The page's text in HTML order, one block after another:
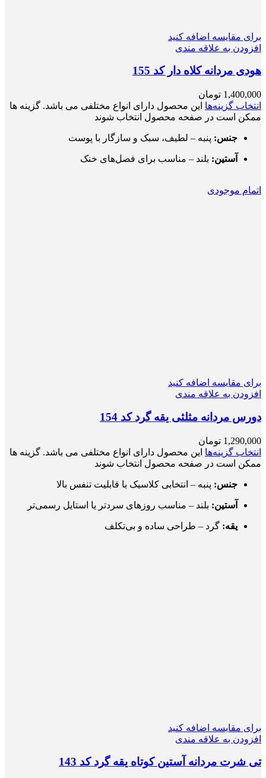
برای مقایسه اضافه کنید
افزودن به علاقه مندی
هودی مردانه کلاه دار کد 155
1,400,000 تومان
انتخاب گزینه‌ها این محصول دارای انواع مختلفی می باشد. گزینه ها
ممکن است در صفحه محصول انتخاب شوند
جنس: پنبه – لطیف، سبک و سازگار با پوست
آستین: بلند – مناسب برای فصل‌های خنک‌
اتمام موجودی
برای مقایسه اضافه کنید
افزودن به علاقه مندی
دورس مردانه مثلثی یقه گرد کد 154
1,290,000 تومان
انتخاب گزینه‌ها این محصول دارای انواع مختلفی می باشد. گزینه ها
ممکن است در صفحه محصول انتخاب شوند
جنس: پنبه – انتخابی کلاسیک با قابلیت تنفس بالا
آستین: بلند – مناسب روزهای سردتر یا استایل رسمی‌تر
یقه: گرد – طراحی ساده و بی‌تکلف
برای مقایسه اضافه کنید
افزودن به علاقه مندی
تی شرت مردانه آستین کوتاه یقه گرد کد 143